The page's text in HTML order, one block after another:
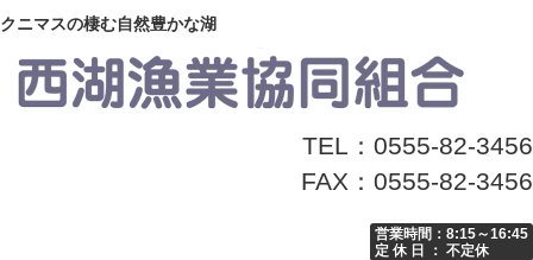
クニマスの棲む自然豊かな湖
TEL：0555-82-3456
FAX：0555-82-3456
営業時間：8:15～16:45
定 休 日 ： 不定休